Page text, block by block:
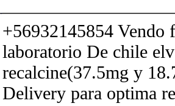
+56932145854 Vendo
laboratorio De chile
recalcine(37.5mg y
Delivery para optima